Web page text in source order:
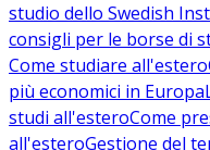
studio dello Swedish
consigli per le borse di
Come studiare all'estero
più economici in Europa
studi all'esteroCome
all'esteroGestione del